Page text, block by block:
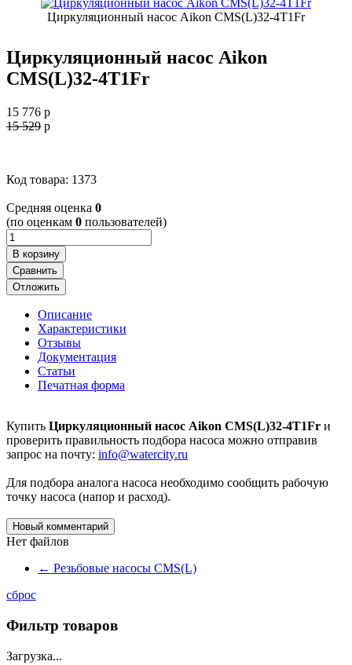
Циркуляционный насос Aikon CMS(L)32-4T1Fr
Циркуляционный насос Aikon
CMS(L)32-4T1Fr
15 776 p
15 529 p
Код товара: 1373
Cредняя оценка 0
(по оценкам 0 пользователей)
В корзину
Сравнить
Отложить
Описание
Характеристики
Отзывы
Документация
Статьи
Печатная форма
Купить Циркуляционный насос Aikon CMS(L)32-4T1Fr и
проверить правильность подбора насоса можно отправив
запрос на почту: info@watercity.ru
Для подбора аналога насоса необходимо сообщить рабочую
точку насоса (напор и расход).
Новый комментарий
Нет файлов
← Резьбовые насосы CMS(L)
сброс
Фильтр товаров
Загрузка...